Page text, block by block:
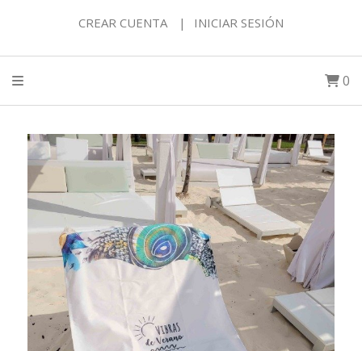
CREAR CUENTA INICIAR SESIÓN
0